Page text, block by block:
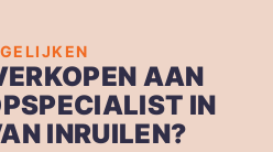
AAN
IN
INRUILEN?